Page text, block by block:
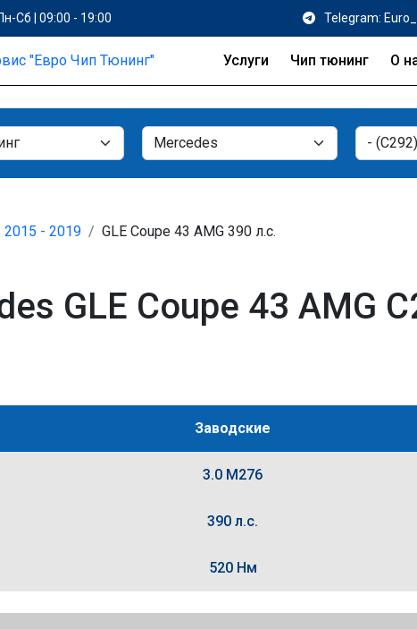
Сб | 09:00 - 19:00 Telegram:
Услуги Чип тюнинг О
2015 - 2019 GLE Coupe 43 AMG 390 л.с.
GLE Coupe 43 AMG
Заводские
3.0 M276
390 л.с.
520 Нм